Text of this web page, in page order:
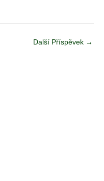
Další Příspěvek →